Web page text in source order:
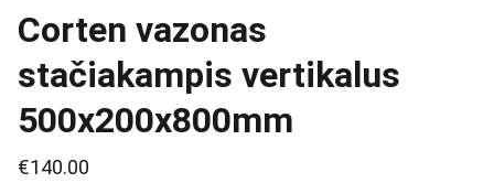
Corten vazonas
stačiakampis vertikalus
500x200x800mm
€140.00